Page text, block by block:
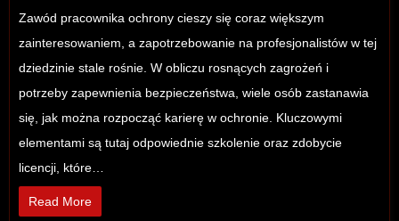
Zawód pracownika ochrony cieszy się coraz większym
zainteresowaniem, a zapotrzebowanie na profesjonalistów w tej
dziedzinie stale rośnie. W obliczu rosnących zagrożeń i
potrzeby zapewnienia bezpieczeństwa, wiele osób zastanawia
się, jak można rozpocząć karierę w ochronie. Kluczowymi
elementami są tutaj odpowiednie szkolenie oraz zdobycie
licencji, które…
Read More